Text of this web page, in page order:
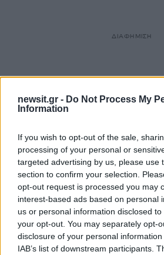
newsit.gr - Do Not Process My
Information
If you wish to opt-out of the sale,
processing of your personal or
targeted advertising by us, please use
section to confirm your selection.
opt-out request is processed you may
interest-based ads based on personal
us or personal information disclosed
your opt-out. You may separately opt-
disclosure of your personal
IAB’s list of downstream participants.
ΔΙΑΦΗΜΙΣΗ